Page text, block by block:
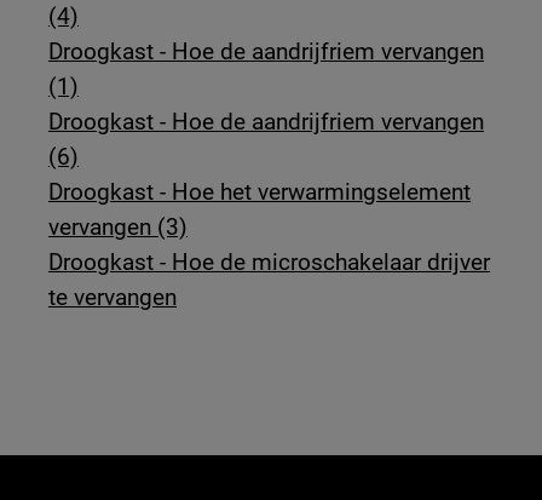
(4)
Droogkast - Hoe de aandrijfriem vervangen
(1)
Droogkast - Hoe de aandrijfriem vervangen
(6)
Droogkast - Hoe het verwarmingselement
vervangen (3)
Droogkast - Hoe de microschakelaar drijver
te vervangen